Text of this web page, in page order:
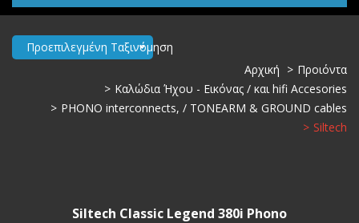
Προεπιλεγμένη Ταξινόμηση
Αρχική
Προιόντα
Καλώδια Ήχου - Εικόνας / και hifi Accesories
PHONO interconnects, / TONEARM & GROUND cables
Siltech
Siltech Classic Legend 380i Phono